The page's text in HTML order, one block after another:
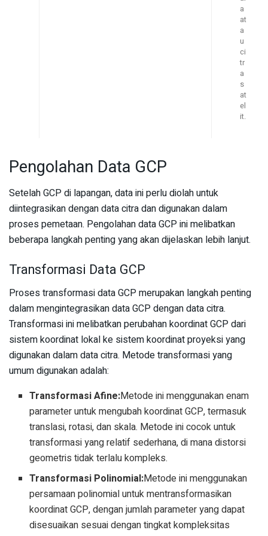
a
at
a
u
ci
tr
a
s
at
el
it.
Pengolahan Data GCP
Setelah GCP di lapangan, data ini perlu diolah untuk
diintegrasikan dengan data citra dan digunakan dalam
proses pemetaan. Pengolahan data GCP ini melibatkan
beberapa langkah penting yang akan dijelaskan lebih lanjut.
Transformasi Data GCP
Proses transformasi data GCP merupakan langkah penting
dalam mengintegrasikan data GCP dengan data citra.
Transformasi ini melibatkan perubahan koordinat GCP dari
sistem koordinat lokal ke sistem koordinat proyeksi yang
digunakan dalam data citra. Metode transformasi yang
umum digunakan adalah:
Transformasi Afine:Metode ini menggunakan enam
parameter untuk mengubah koordinat GCP, termasuk
translasi, rotasi, dan skala. Metode ini cocok untuk
transformasi yang relatif sederhana, di mana distorsi
geometris tidak terlalu kompleks.
Transformasi Polinomial:Metode ini menggunakan
persamaan polinomial untuk mentransformasikan
koordinat GCP, dengan jumlah parameter yang dapat
disesuaikan sesuai dengan tingkat kompleksitas